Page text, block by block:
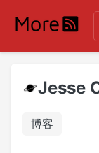
Jesse
博客